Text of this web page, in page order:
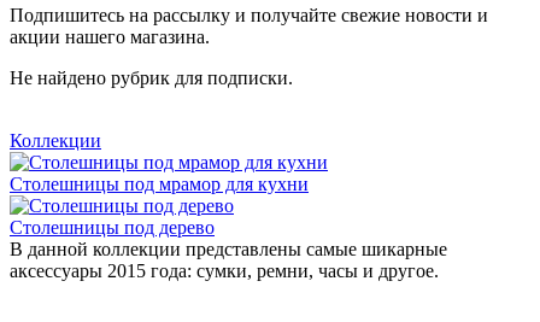
Подпишитесь на рассылку и получайте свежие новости и
акции нашего магазина.
Не найдено рубрик для подписки.
Коллекции
Столешницы под мрамор для кухни
Столешницы под дерево
В данной коллекции представлены самые шикарные
аксессуары 2015 года: сумки, ремни, часы и другое.